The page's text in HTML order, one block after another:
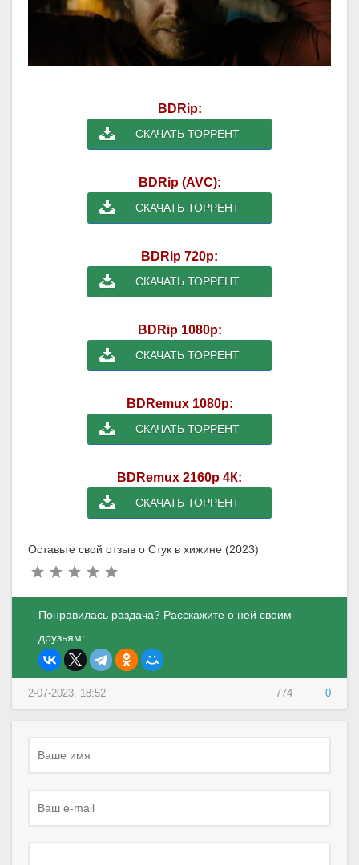
BDRip:
СКАЧАТЬ ТОРРЕНТ
BDRip (AVC):
СКАЧАТЬ ТОРРЕНТ
BDRip 720p:
СКАЧАТЬ ТОРРЕНТ
BDRip 1080p:
СКАЧАТЬ ТОРРЕНТ
BDRemux 1080p:
СКАЧАТЬ ТОРРЕНТ
BDRemux 2160p 4К:
СКАЧАТЬ ТОРРЕНТ
Оставьте свой отзыв о Стук в хижине (2023)
Понравилась раздача? Расскажите о ней своим
друзьям:
774 0
2-07-2023, 18:52